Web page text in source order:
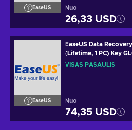
EaseUS Nuo
26,33 USD
EaseUS
EaseUS Data
(Lifetime, 1 PC) Key
VISAS PASAULIS
Nuo
74,35 USD